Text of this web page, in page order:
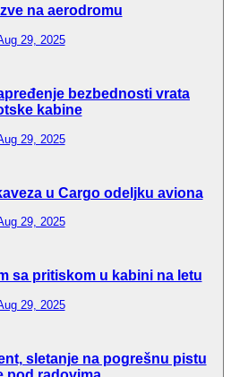
na aerodromu
29, 2025
bezbednosti vrata
kabine
29, 2025
u Cargo odeljku aviona
29, 2025
sa pritiskom u kabini na letu
29, 2025
sletanje na pogrešnu pistu